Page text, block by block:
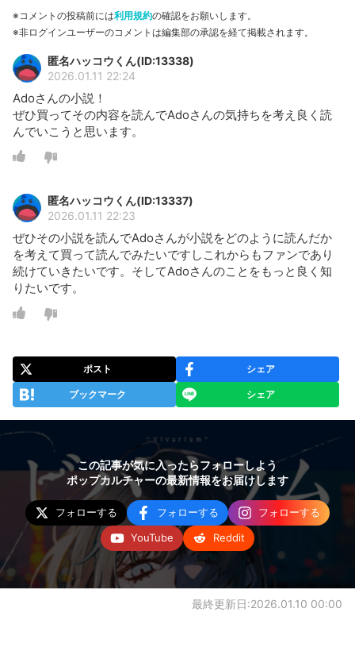
※コメントの投稿前には利用規約の確認をお願いします。
※非ログインユーザーのコメントは編集部の承認を経て掲載されます。
匿名ハッコウくん(ID:13338)
2026.01.11 22:24
Adoさんの小説！
ぜひ買ってその内容を読んでAdoさんの気持ちを考え良く読
んでいこうと思います。
匿名ハッコウくん(ID:13337)
2026.01.11 22:23
ぜひその小説を読んでAdoさんが小説をどのように読んだか
を考えて買って読んでみたいですしこれからもファンであり
続けていきたいです。そしてAdoさんのことをもっと良く知
りたいです。
ポスト シェア
ブックマーク シェア
この記事が気に入ったらフォローしよう
ポップカルチャーの最新情報をお届けします
フォローする フォローする
フォローする
YouTube
Reddit
最終更新日:2026.01.10 00:00